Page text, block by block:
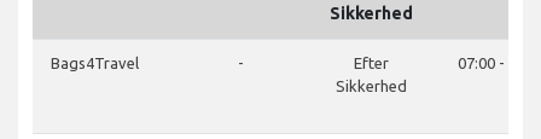
Sikkerhed
Bags4Travel -
Efter
Sikkerhed
07:00 -